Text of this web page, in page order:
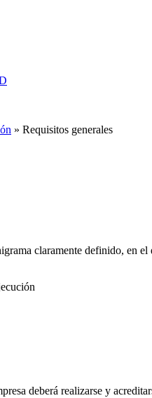
» Requisitos generales
claramente definido, en
deberá realizarse y